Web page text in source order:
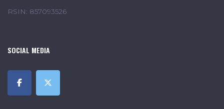
RSIN: 857093526
SOCIAL MEDIA